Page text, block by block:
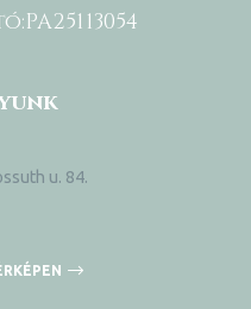
PA25113054
u. 84.